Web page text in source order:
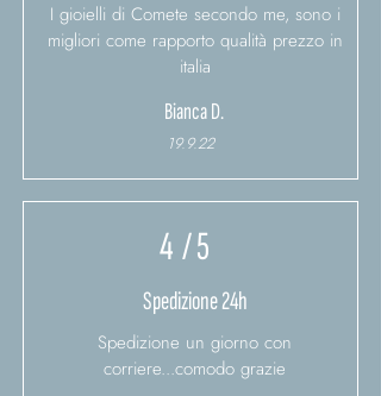
I gioielli di Comete secondo me, sono i
migliori come rapporto qualità prezzo in
italia
Bianca D.
19.9.22
4/ 5
Spedizione 24h
Spedizione un giorno con
corriere...comodo grazie